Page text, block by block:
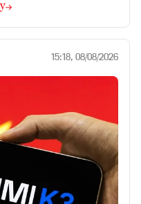
15:18, 08/08/2026